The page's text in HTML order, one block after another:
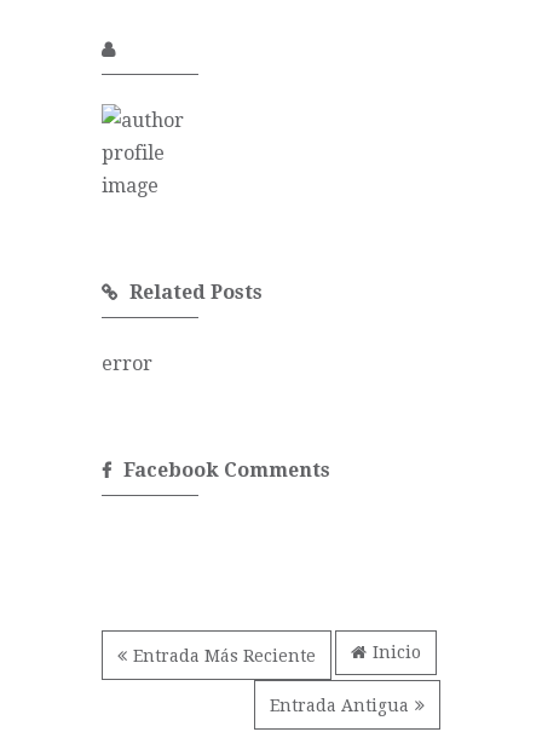
Related Posts
error
Facebook Comments
Entrada Más Reciente
Entrada Antigua
Inicio